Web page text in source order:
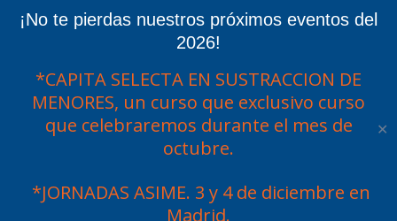
¡No te pierdas nuestros próximos eventos del
2026!
*CAPITA SELECTA EN SUSTRACCION DE
MENORES, un curso que exclusivo curso
que celebraremos durante el mes de
octubre.
*JORNADAS ASIME. 3 y 4 de diciembre en
Madrid.
✕